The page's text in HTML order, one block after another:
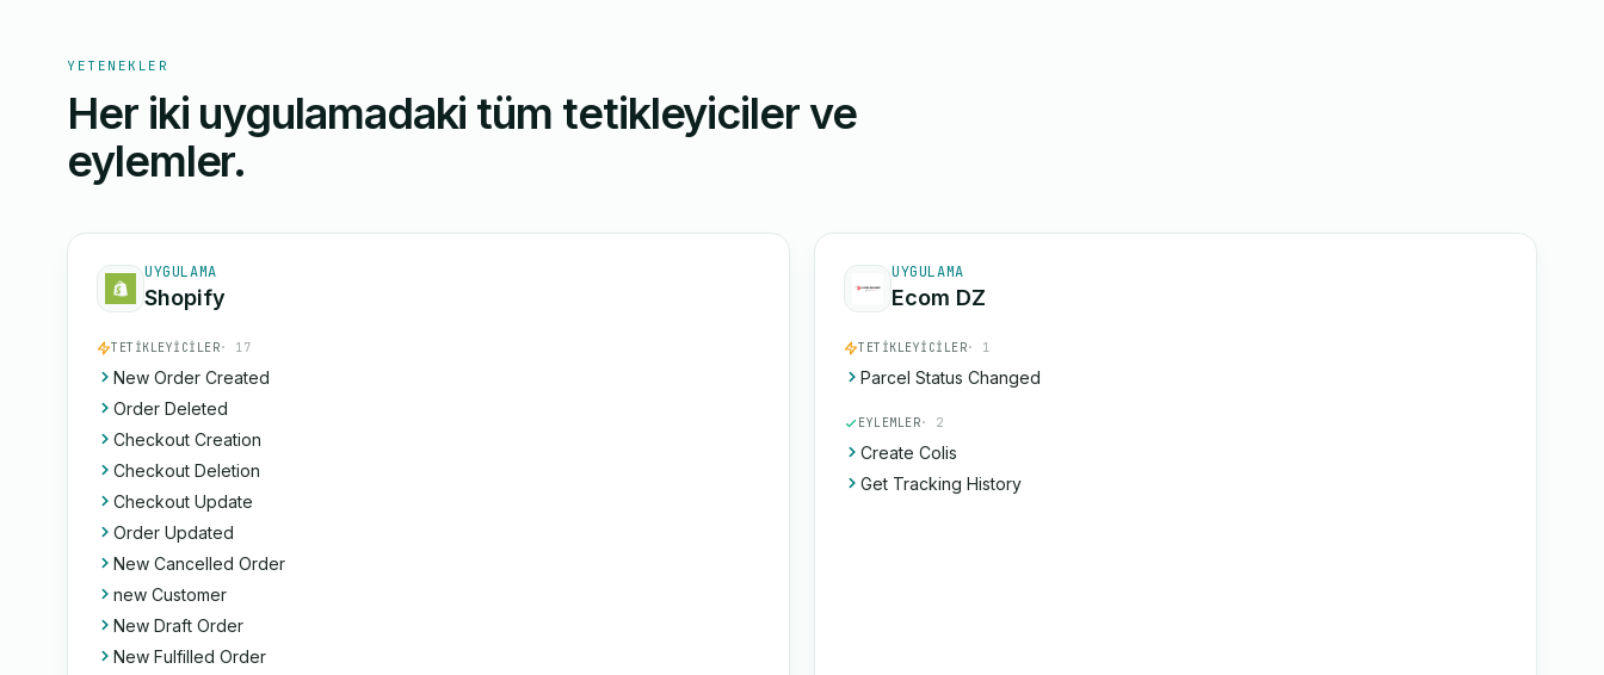
YETENEKLER
Her iki uygulamadaki tüm tetikleyiciler ve
eylemler.
UYGULAMA
Shopify
TETIKLEYICILER· 17
New Order Created
Order Deleted
Checkout Creation
Checkout Deletion
Checkout Update
Order Updated
New Cancelled Order
new Customer
New Draft Order
New Fulfilled Order
UYGULAMA
Ecom DZ
TETIKLEYICILER· 1
Parcel Status Changed
EYLEMLER· 2
Create Colis
Get Tracking History